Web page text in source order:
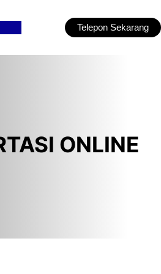
Telepon Sekarang
ONLINE